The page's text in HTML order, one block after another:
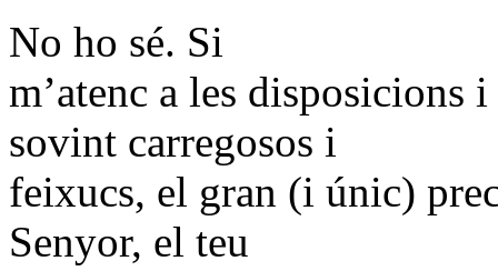
No ho sé. Si
m’atenc a les disposicions
sovint carregosos i
feixucs, el gran (i únic)
Senyor, el teu